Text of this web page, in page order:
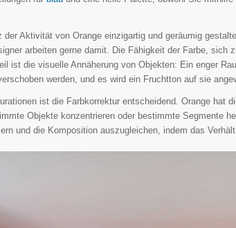
Aktivität von Orange einzigartig und geräumig
arbeiten gerne damit. Die Fähigkeit der Farbe,
ist die visuelle Annäherung von Objekten: Ein enger
werden, und es wird ein Fruchtton auf sie
ist die Farbkorrektur entscheidend. Orange hat
Objekte konzentrieren oder bestimmte Segmente
und die Komposition auszugleichen, indem das